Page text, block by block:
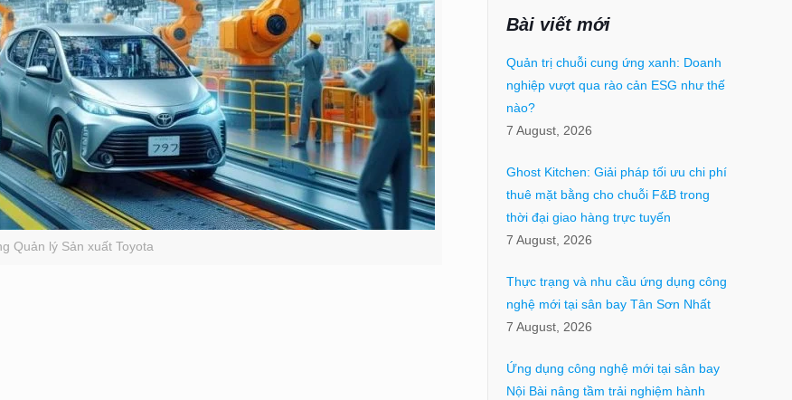
Quản lý Sản xuất Toyota
Bài viết mới
Quản trị chuỗi cung ứng xanh: Doanh
nghiệp vượt qua rào cản ESG như thế
nào?
7 August, 2026
Ghost Kitchen: Giải pháp tối ưu chi phí
thuê mặt bằng cho chuỗi F&B trong
thời đại giao hàng trực tuyến
7 August, 2026
Thực trạng và nhu cầu ứng dụng công
nghệ mới tại sân bay Tân Sơn Nhất
7 August, 2026
Ứng dụng công nghệ mới tại sân bay
Nội Bài nâng tầm trải nghiệm hành